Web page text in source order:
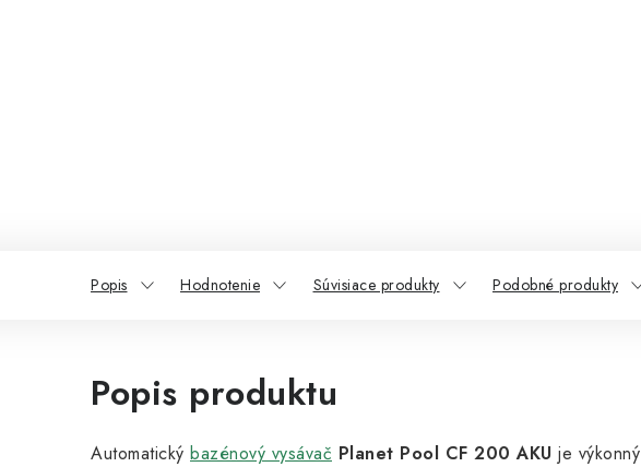
Popis Hodnotenie Súvisiace produkty Podobné produkty
Popis produktu
Automatický bazénový vysávač Planet Pool CF 200 AKU je výkonný